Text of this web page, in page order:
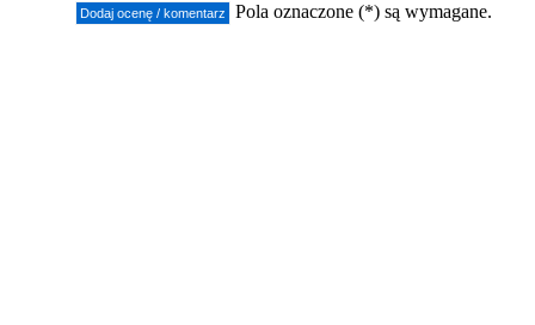
Pola oznaczone (*) są wymagane.